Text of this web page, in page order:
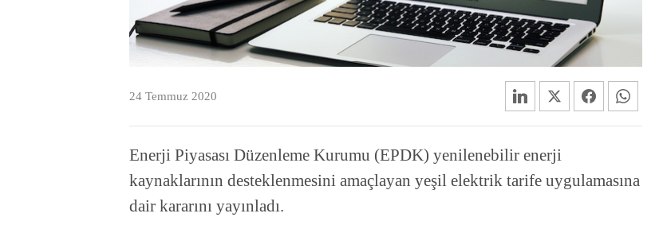
24 Temmuz 2020
Enerji Piyasası Düzenleme Kurumu (EPDK) yenilenebilir enerji
kaynaklarının desteklenmesini amaçlayan yeşil elektrik tarife uygulamasına
dair kararını yayınladı.